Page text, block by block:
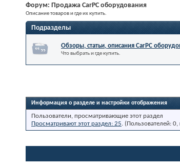
Форум: Продажа CarPC оборудования
Описание товаров и где их купить.
Подразделы
Обзоры, статьи, описания CarPC
Что выбрать и где купить.
Информация о разделе и настройки отображения
Пользователи, просматривающие этот раздел
Просматривают этот раздел: 25. (Пользователей: 0,